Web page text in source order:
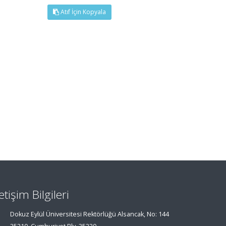
Atıf İçin Kopyala
Bilgileri
Dokuz Eylül Üniversitesi Rektörlüğü Alsancak, No: 144